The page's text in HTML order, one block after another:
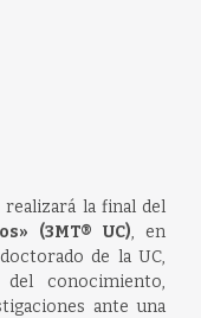
realizará la final del
(3MT® UC), en
de la UC,
conocimiento,
ante una